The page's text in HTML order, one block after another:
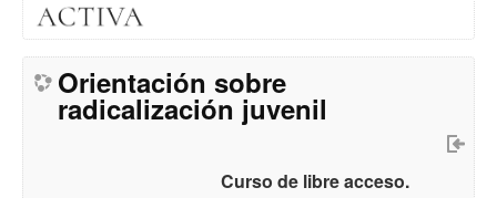
Orientación sobre
radicalización juvenil
Curso de libre acceso.